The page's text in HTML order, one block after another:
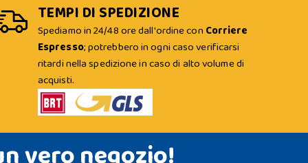
TEMPI DI SPEDIZIONE
Spediamo in 24/48 ore dall'ordine con Corriere
Espresso; potrebbero in ogni caso verificarsi
ritardi nella spedizione in caso di alto volume di
acquisti.